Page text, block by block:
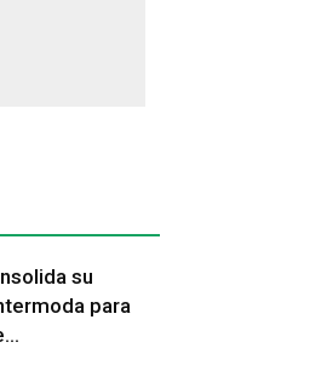
su
para